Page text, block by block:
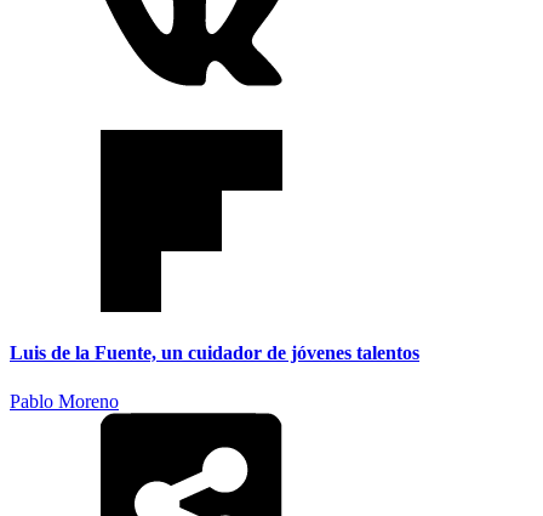
Luis de la Fuente, un cuidador de jóvenes talentos
Pablo Moreno